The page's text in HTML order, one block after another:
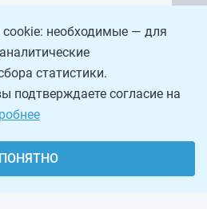
необходимые — для
статистики.
подтверждаете согласие на
ПОНЯТНО